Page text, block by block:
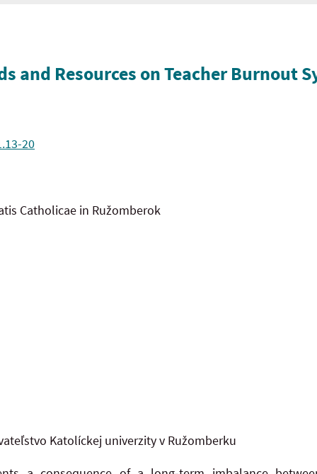
and Resources on Teacher Burnout
20
Catholicae in Ružomberok
Katolíckej univerzity v Ružomberku